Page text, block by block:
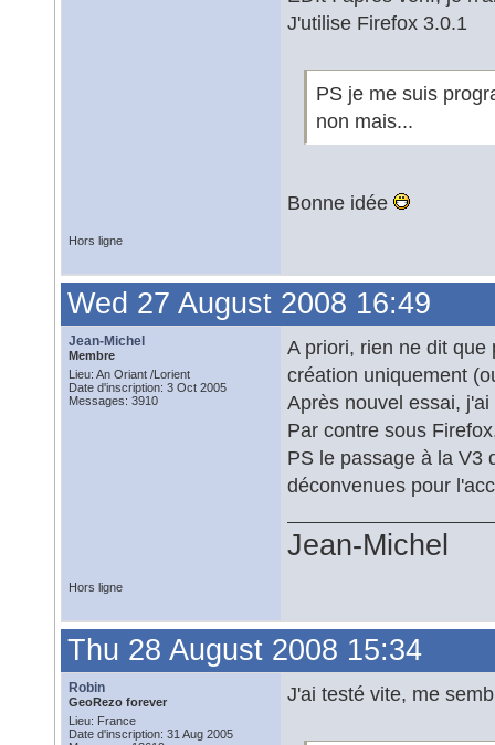
J'utilise Firefox 3.0.1
PS je me suis
non mais...
Bonne idée
Hors ligne
Wed 27 August 2008 16:49
Jean-Michel
Membre
Lieu: An Oriant /Lorient
Date d'inscription: 3 Oct 2005
Messages: 3910
A priori, rien ne dit
création uniquement
Après nouvel essai,
Par contre sous
PS le passage à la V3
déconvenues pour
Jean-Michel
Hors ligne
Thu 28 August 2008 15:34
Robin
GeoRezo forever
Lieu: France
Date d'inscription: 31 Aug 2005
J'ai testé vite, me